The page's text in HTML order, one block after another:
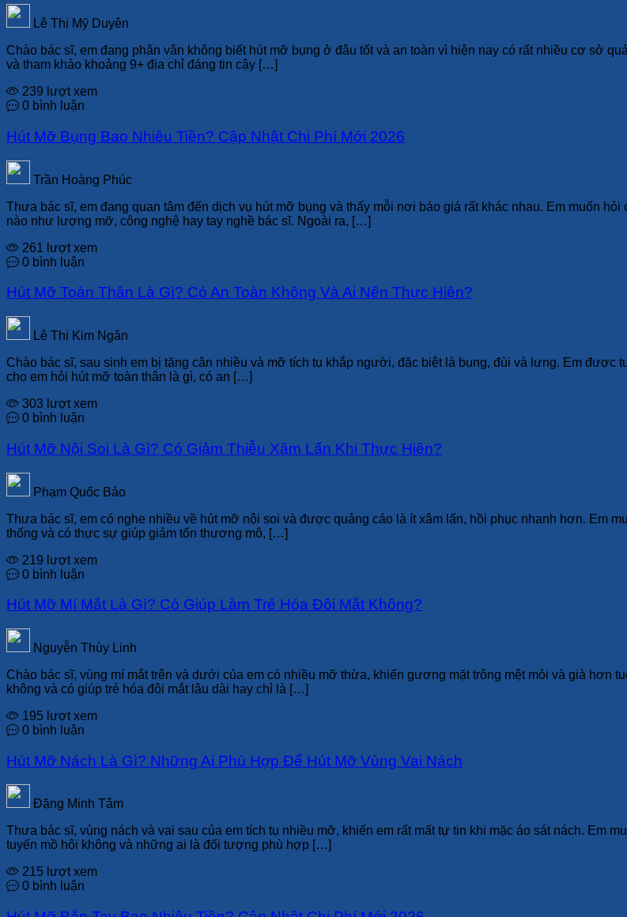
Lê Thị Mỹ Duyên
Chào bác sĩ, em đang phân vân không biết hút mỡ bụng ở đâu tốt và an toàn vì hiện nay có rất nhiều cơ sở
và tham khảo khoảng 9+ địa chỉ đáng tin cậy […]
239 lượt xem
0 bình luận
Hút Mỡ Bụng Bao Nhiêu Tiền? Cập Nhật Chi Phí Mới 2026
Trần Hoàng Phúc
Thưa bác sĩ, em đang quan tâm đến dịch vụ hút mỡ bụng và thấy mỗi nơi báo giá rất khác nhau. Em muốn
nào như lượng mỡ, công nghệ hay tay nghề bác sĩ. Ngoài ra, […]
261 lượt xem
0 bình luận
Hút Mỡ Toàn Thân Là Gì? Có An Toàn Không Và Ai Nên Thực Hiện?
Lê Thị Kim Ngân
Chào bác sĩ, sau sinh em bị tăng cân nhiều và mỡ tích tụ khắp người, đặc biệt là bụng, đùi và lưng. Em
cho em hỏi hút mỡ toàn thân là gì, có an […]
303 lượt xem
0 bình luận
Hút Mỡ Nội Soi Là Gì? Có Giảm Thiễu Xâm Lấn Khi Thực Hiện?
Phạm Quốc Bảo
Thưa bác sĩ, em có nghe nhiều về hút mỡ nội soi và được quảng cáo là ít xâm lấn, hồi phục nhanh hơn. Em
thống và có thực sự giúp giảm tổn thương mô, […]
219 lượt xem
0 bình luận
Hút Mỡ Mí Mắt Là Gì? Có Giúp Làm Trẻ Hóa Đôi Mắt Không?
Nguyễn Thùy Linh
Chào bác sĩ, vùng mí mắt trên và dưới của em có nhiều mỡ thừa, khiến gương mặt trông mệt mỏi và già hơn
không và có giúp trẻ hóa đôi mắt lâu dài hay chỉ là […]
195 lượt xem
0 bình luận
Hút Mỡ Nách Là Gì? Những Ai Phù Hợp Để Hút Mỡ Vùng Vai Nách
Đặng Minh Tâm
Thưa bác sĩ, vùng nách và vai sau của em tích tụ nhiều mỡ, khiến em rất mất tự tin khi mặc áo sát nách. Em
tuyến mồ hôi không và những ai là đối tượng phù hợp […]
215 lượt xem
0 bình luận